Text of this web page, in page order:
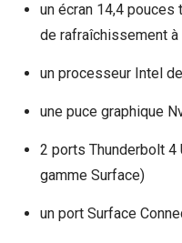
un écran 14,4 pouces
de rafraîchissement
un processeur Intel
une puce graphique
2 ports Thunderbolt 4
gamme Surface)
un port Surface